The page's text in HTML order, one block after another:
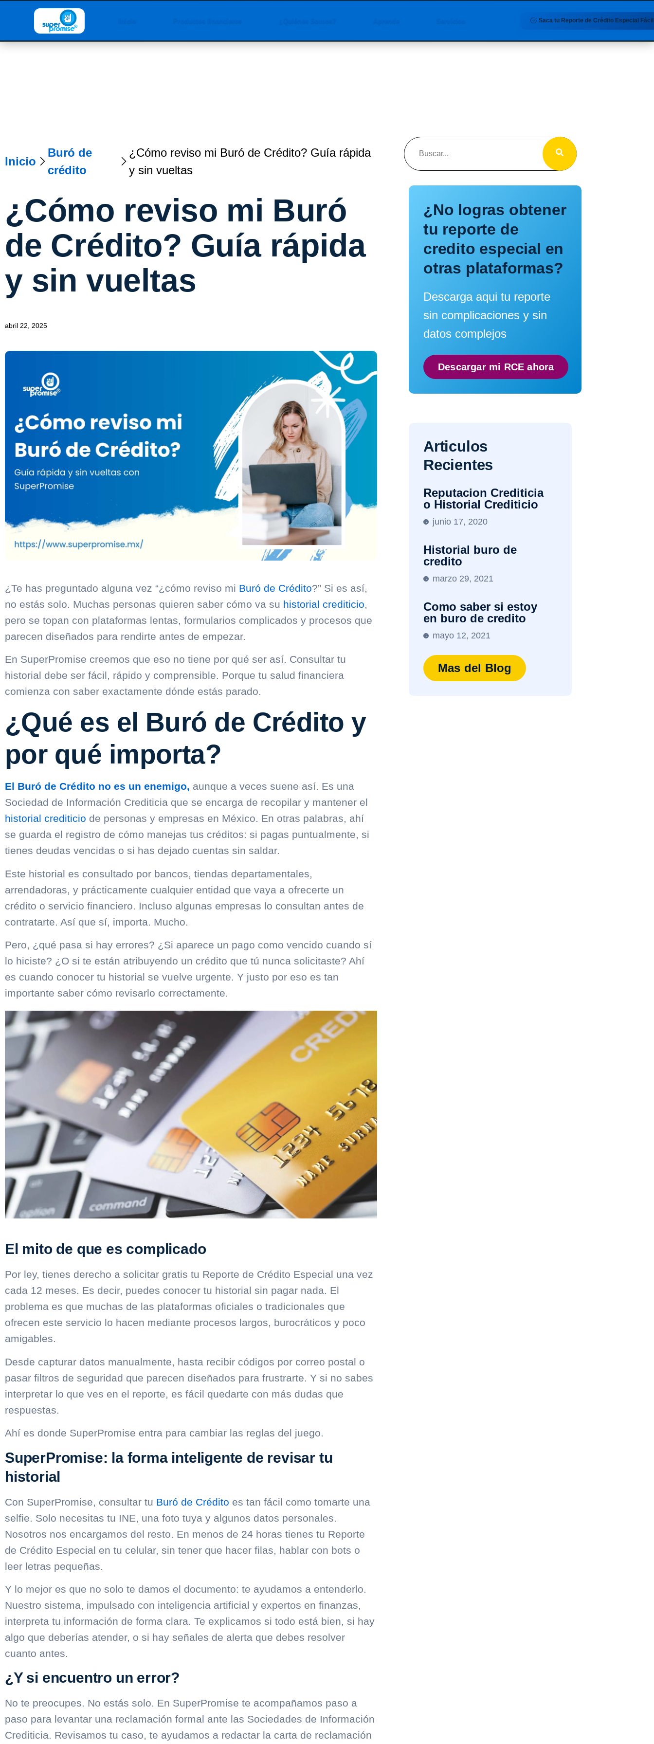
Servicios
Productos financieros ¿Quiénes Somos? Saca tu Reporte de Crédito Especial Fácil
Inicio
Buró de
crédito
¿Cómo reviso mi Buró de Crédito? Guía rápida
y sin vueltas
¿Cómo reviso mi Buró
de Crédito? Guía rápida
y sin vueltas
abril 22, 2025
¿Te has preguntado alguna vez “¿cómo reviso mi Buró de Crédito?” Si es así,
no estás solo. Muchas personas quieren saber cómo va su historial crediticio,
pero se topan con plataformas lentas, formularios complicados y procesos que
parecen diseñados para rendirte antes de empezar.
En SuperPromise creemos que eso no tiene por qué ser así. Consultar tu
historial debe ser fácil, rápido y comprensible. Porque tu salud financiera
comienza con saber exactamente dónde estás parado.
¿Qué es el Buró de Crédito y
por qué importa?
El Buró de Crédito no es un enemigo, aunque a veces suene así. Es una
Sociedad de Información Crediticia que se encarga de recopilar y mantener el
historial crediticio de personas y empresas en México. En otras palabras, ahí
se guarda el registro de cómo manejas tus créditos: si pagas puntualmente, si
tienes deudas vencidas o si has dejado cuentas sin saldar.
Este historial es consultado por bancos, tiendas departamentales,
arrendadoras, y prácticamente cualquier entidad que vaya a ofrecerte un
crédito o servicio financiero. Incluso algunas empresas lo consultan antes de
contratarte. Así que sí, importa. Mucho.
Pero, ¿qué pasa si hay errores? ¿Si aparece un pago como vencido cuando sí
lo hiciste? ¿O si te están atribuyendo un crédito que tú nunca solicitaste? Ahí
es cuando conocer tu historial se vuelve urgente. Y justo por eso es tan
importante saber cómo revisarlo correctamente.
El mito de que es complicado
Por ley, tienes derecho a solicitar gratis tu Reporte de Crédito Especial una vez
cada 12 meses. Es decir, puedes conocer tu historial sin pagar nada. El
problema es que muchas de las plataformas oficiales o tradicionales que
ofrecen este servicio lo hacen mediante procesos largos, burocráticos y poco
amigables.
Desde capturar datos manualmente, hasta recibir códigos por correo postal o
pasar filtros de seguridad que parecen diseñados para frustrarte. Y si no sabes
interpretar lo que ves en el reporte, es fácil quedarte con más dudas que
respuestas.
Ahí es donde SuperPromise entra para cambiar las reglas del juego.
SuperPromise: la forma inteligente de revisar tu
historial
Con SuperPromise, consultar tu Buró de Crédito es tan fácil como tomarte una
selfie. Solo necesitas tu INE, una foto tuya y algunos datos personales.
Nosotros nos encargamos del resto. En menos de 24 horas tienes tu Reporte
de Crédito Especial en tu celular, sin tener que hacer filas, hablar con bots o
leer letras pequeñas.
Y lo mejor es que no solo te damos el documento: te ayudamos a entenderlo.
Nuestro sistema, impulsado con inteligencia artificial y expertos en finanzas,
interpreta tu información de forma clara. Te explicamos si todo está bien, si hay
algo que deberías atender, o si hay señales de alerta que debes resolver
cuanto antes.
¿Y si encuentro un error?
No te preocupes. No estás solo. En SuperPromise te acompañamos paso a
paso para levantar una reclamación formal ante las Sociedades de Información
Crediticia. Revisamos tu caso, te ayudamos a redactar la carta de reclamación
¿No logras obtener
tu reporte de
credito especial en
otras plataformas?
Descarga aqui tu reporte
sin complicaciones y sin
datos complejos
Descargar mi RCE ahora
Articulos
Recientes
Reputacion Crediticia
o Historial Crediticio
junio 17, 2020
Historial buro de
credito
marzo 29, 2021
Como saber si estoy
en buro de credito
mayo 12, 2021
Mas del Blog